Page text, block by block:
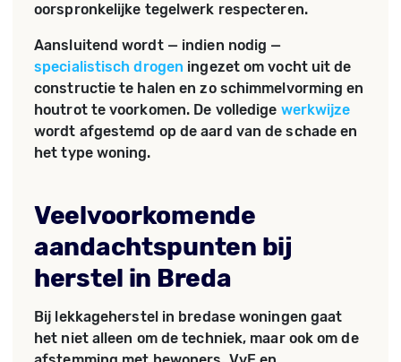
oorspronkelijke tegelwerk respecteren.
Aansluitend wordt — indien nodig —
specialistisch drogen ingezet om vocht uit de
constructie te halen en zo schimmelvorming en
houtrot te voorkomen. De volledige werkwijze
wordt afgestemd op de aard van de schade en
het type woning.
Veelvoorkomende
aandachtspunten bij
herstel in Breda
Bij lekkageherstel in bredase woningen gaat
het niet alleen om de techniek, maar ook om de